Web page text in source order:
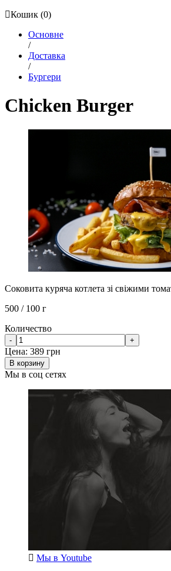
Кошик (0)
Основне
/
Доставка
/
Бургери
Chicken Burger
Соковита куряча котлета зі свіжими
500 / 100 г
Количество
- +
Цена: 389 грн
В корзину
Мы в соц сетях
Мы в Youtube